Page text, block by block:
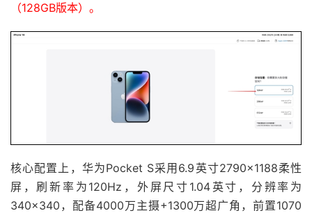
（128GB版本）。
核心配置上，华为Pocket S采用6.9英寸2790×1188柔性
屏，刷新率为120Hz，外屏尺寸1.04英寸，分辨率为
340×340，配备4000万主摄+1300万超广角，前置1070